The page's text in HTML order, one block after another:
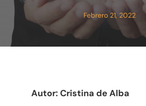
Febrero 21, 2022
Autor: Cristina de Alba